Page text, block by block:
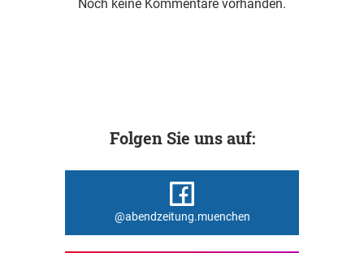
Noch keine Kommentare vorhanden.
Folgen Sie uns auf:
@abendzeitung.muenchen